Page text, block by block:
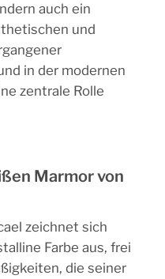
auch ein
und
in der modernen
zentrale Rolle
Marmor von
zeichnet sich
Farbe aus, frei
die seiner